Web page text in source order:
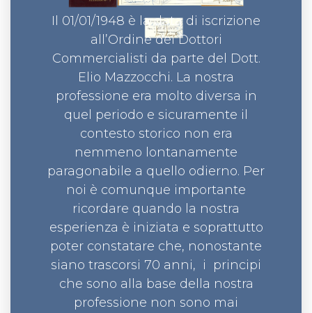
Il 01/01/1948 è la data di iscrizione
all’Ordine dei Dottori
Commercialisti da parte del Dott.
Elio Mazzocchi. La nostra
professione era molto diversa in
quel periodo e sicuramente il
contesto storico non era
nemmeno lontanamente
paragonabile a quello odierno. Per
noi è comunque importante
ricordare quando la nostra
esperienza è iniziata e soprattutto
poter constatare che, nonostante
siano trascorsi 70 anni, i principi
che sono alla base della nostra
professione non sono mai